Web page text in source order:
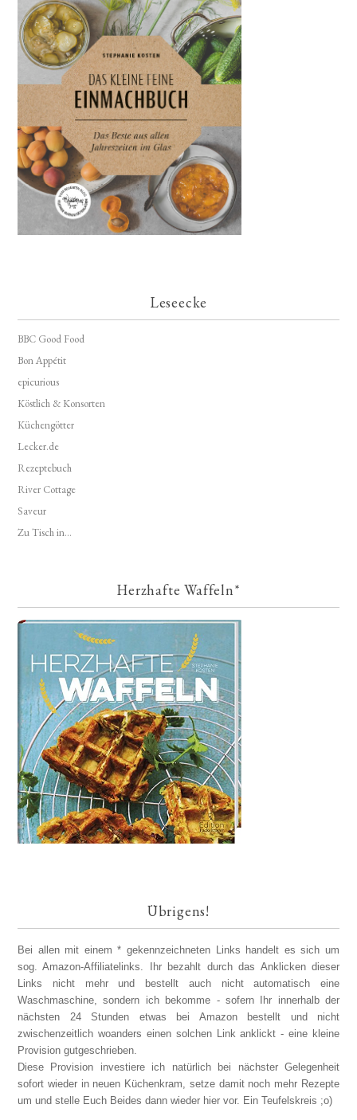
Leseecke
BBC Good Food
Bon Appétit
epicurious
Köstlich & Konsorten
Küchengötter
Lecker.de
Rezeptebuch
River Cottage
Saveur
Zu Tisch in...
Herzhafte Waffeln*
Übrigens!
Bei allen mit einem * gekennzeichneten Links handelt es sich um
sog. Amazon-Affiliatelinks. Ihr bezahlt durch das Anklicken dieser
Links nicht mehr und bestellt auch nicht automatisch eine
Waschmaschine, sondern ich bekomme - sofern Ihr innerhalb der
nächsten 24 Stunden etwas bei Amazon bestellt und nicht
zwischenzeitlich woanders einen solchen Link anklickt - eine kleine
Provision gutgeschrieben.
Diese Provision investiere ich natürlich bei nächster Gelegenheit
sofort wieder in neuen Küchenkram, setze damit noch mehr Rezepte
um und stelle Euch Beides dann wieder hier vor. Ein Teufelskreis ;o)